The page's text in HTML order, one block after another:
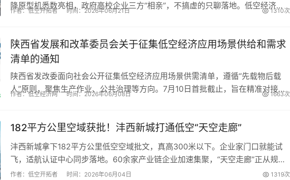
降原型机悉数亮相，政府高校企业三方“相亲”，不搞虚的只聊落地。低空经济从
作者：低空开拓者 时间：2026年06月21日 1310次
陕西省发展和改革委员会关于征集低空经济应用场景供给和需求
清单的通知
陕西省发改委面向社会公开征集低空经济应用场景供需清单，遵循“先载物后载
人”原则，聚焦生产作业、公共治理等方向。7月10日首批截止，旨在精准对接供
作者：低空经济网 时间：2026年06月08日 1663次
182平方公里空域获批！沣西新城打通低空“天空走廊”
沣西新城拿下182平方公里低空空域批文，真高300米以下。企业家门口就能试
飞，适航认证中心同步落地。60余家产业链企业加速集聚，“天空走廊”正从规划
变现实。...
作者：低空开拓者 时间：2026年06月04日 1319次